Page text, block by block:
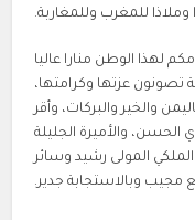
وملاذا للمغرب وللمغاربة.
لهذا الوطن منارا عاليا
تصونون عزتها وكرامتها،
والخير والبركات، وأقر
الحسن، والأميرة الجليلة
المولى رشيد وسائر
مجيب وبالاستجابة جدير.